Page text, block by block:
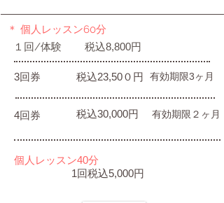
＊ 個人レッスン60分
１回/体験
税込8,800円
​3回券 税込23,50０円 有効期限3ヶ月
4回券 ​税込30,000円 有効期限２ヶ月
個人レッスン40分
1回税込5,000円